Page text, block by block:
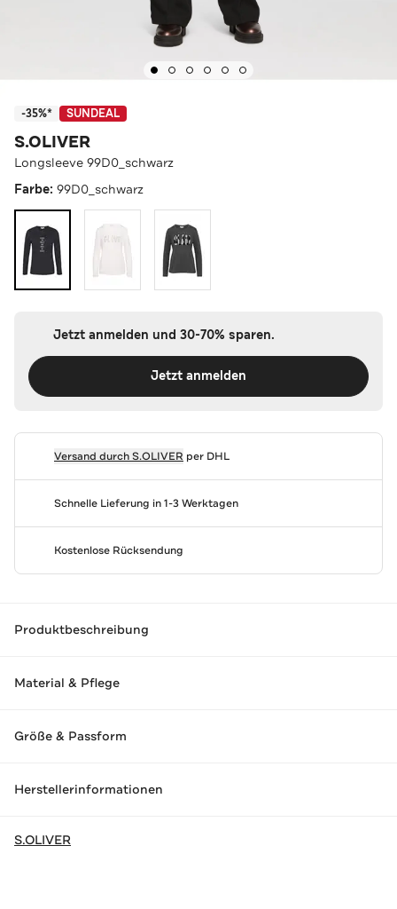
-35%* SUNDEAL
S.OLIVER
Longsleeve 99D0_schwarz
Farbe: 99D0_schwarz
Jetzt anmelden und 30-70% sparen.
Jetzt anmelden
Versand durchS.OLIVER per DHL
Schnelle Lieferung in 1-3 Werktagen
Kostenlose Rücksendung
Produktbeschreibung
Material & Pflege
Größe & Passform
Herstellerinformationen
S.OLIVER